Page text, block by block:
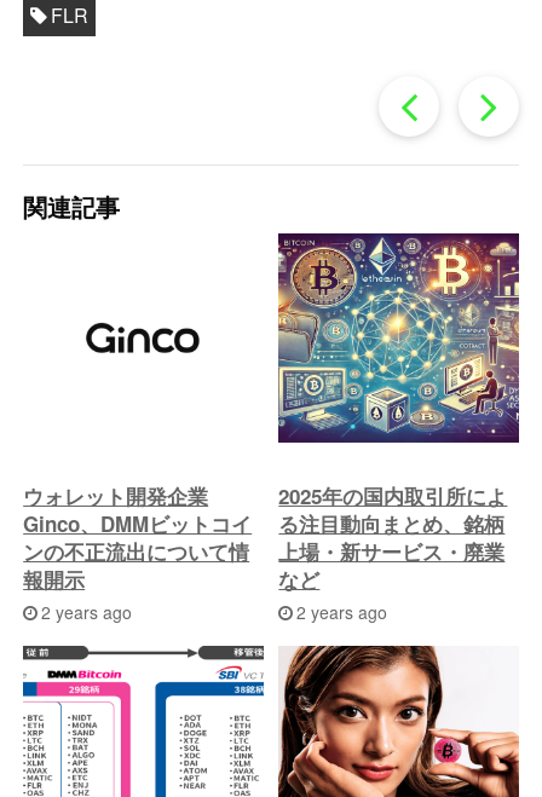
FLR
過
去
の
投
稿
へ
関連記事
ウォレット開発企業
Ginco、DMMビットコイ
ンの不正流出について情
報開示
2 years ago
2025年の国内取引所によ
る注目動向まとめ、銘柄
上場・新サービス・廃業
など
2 years ago